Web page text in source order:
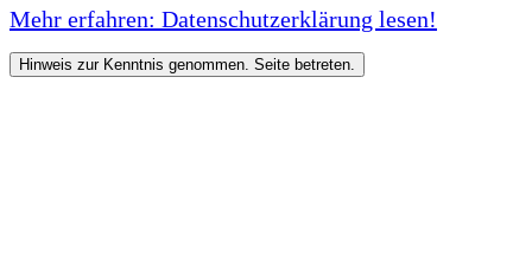
Mehr erfahren: Datenschutzerklärung lesen!
Hinweis zur Kenntnis genommen. Seite betreten.